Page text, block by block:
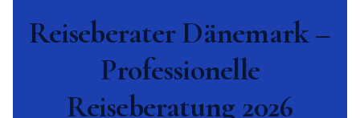
Reiseberater Dänemark –
Professionelle
Reiseberatung 2026